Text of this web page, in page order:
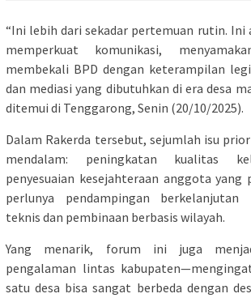
“Ini lebih dari sekadar pertemuan rutin. Ini
memperkuat komunikasi,
membekali BPD dengan keterampilan
dan mediasi yang dibutuhkan di era desa
ditemui di Tenggarong, Senin (20/10/2025).
Dalam Rakerda tersebut, sejumlah isu
mendalam: peningkatan kualitas
penyesuaian kesejahteraan anggota
perlunya pendampingan
teknis dan pembinaan berbasis wilayah.
Yang menarik, forum ini juga
pengalaman lintas
satu desa bisa sangat berbeda dengan